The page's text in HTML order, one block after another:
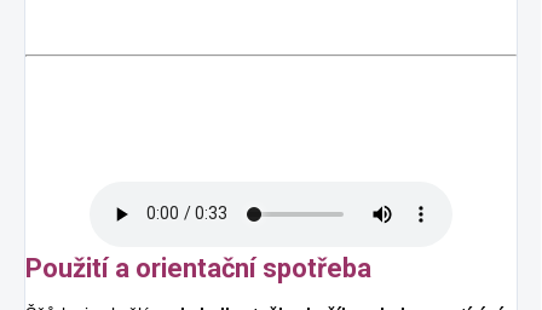
Použití a orientační spotřeba